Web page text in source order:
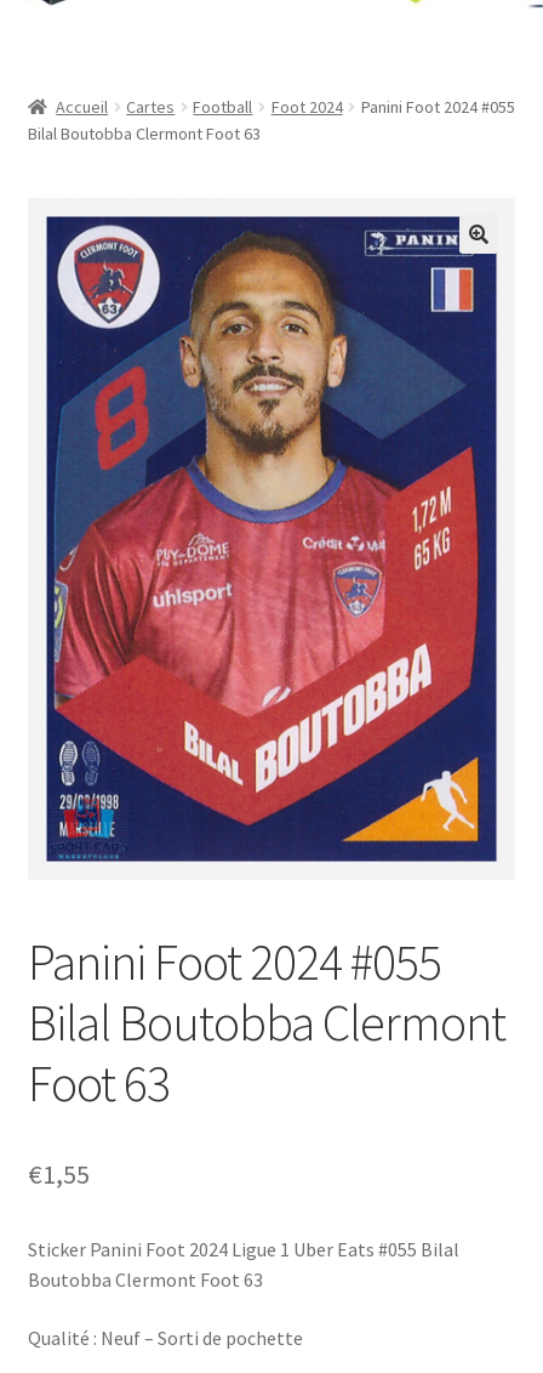
Mon compte
Panier
Validation de la commande
Accueil Cartes Football Foot 2024
Panini Foot 2024 #055
Bilal Boutobba Clermont Foot 63
Panini Foot 2024 #055
Bilal Boutobba Clermont
Foot 63
€1,55
Sticker Panini Foot 2024 Ligue 1 Uber Eats #055 Bilal
Boutobba Clermont Foot 63
Qualité : Neuf – Sorti de pochette